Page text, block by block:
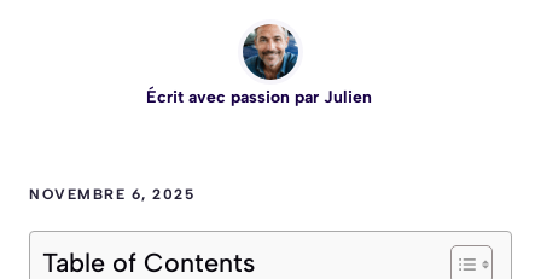
Écrit avec passion par Julien
NOVEMBRE 6, 2025
Table of Contents